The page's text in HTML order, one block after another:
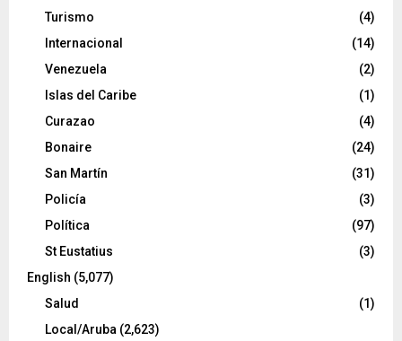
Turismo
(4)
Internacional
(14)
Venezuela
(2)
Islas del Caribe
(1)
Curazao
(4)
Bonaire
(24)
San Martín
(31)
Policía
(3)
Política
(97)
St Eustatius
(3)
English (5,077)
Salud
(1)
Local/Aruba (2,623)